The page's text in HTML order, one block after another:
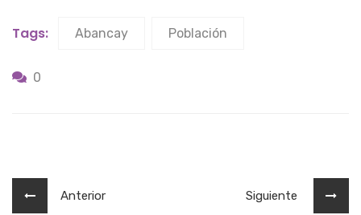
Tags: Abancay Población
0
Anterior Siguiente